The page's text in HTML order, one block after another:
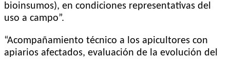
bioinsumos), en condiciones representativas del
uso a campo”.
“Acompañamiento técnico a los apicultores con
apiarios afectados, evaluación de la evolución del